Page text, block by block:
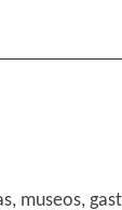
museos,